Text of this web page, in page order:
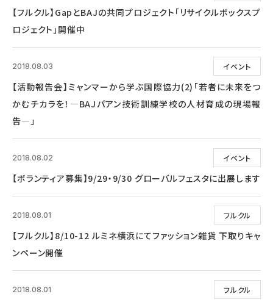
【フルクル】GapとBAJの共同プロジェクト「リサイクルボックスプ
ロジェクト」開催中
イベント
2018.08.03
【活動報告会】ミャンマーから学ぶ国際協力(2)「若者に未来をつ
かむチカラを！―BAJパアン技術訓練学校の人材育成の現場報
告―」
イベント
2018.08.02
【ボランティア募集】9/29・9/30 グローバルフェスタに出展します
フルクル
2018.08.01
【フルクル】8/10-12 ルミネ横浜にてファッション雑貨 下取りキャ
ンペーン開催
フルクル
2018.08.01